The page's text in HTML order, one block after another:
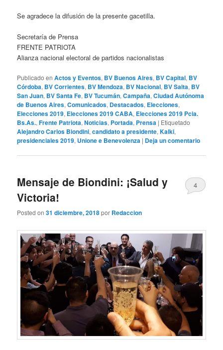
Se agradece la difusión de la presente gacetilla.
Secretaría de Prensa
FRENTE PATRIOTA
Alianza nacional electoral de partidos nacionalistas
Publicado en Actos y Eventos, BV Buenos Aires, BV Capital, BV
Córdoba, BV Corrientes, BV Mendoza, BV Nacional, BV Salta, BV
San Juan, BV Santa Fe, BV Tucumán,Campaña,Ciudad Autónoma
de Buenos Aires,Comunicados, Destacados, Elecciones,
Elecciones 2019, Elecciones 2019 CABA, Elecciones 2019 Pcia.
Bs.As.,Frente Patriota,Noticias, Portada, Prensa | Etiquetado
Alejandro Carlos Biondini,candidato a presidente,Kalki,
presidenciales 2019, Unione e Benevolenza | Deja un comentario
Mensaje de Biondini: ¡Salud y
Victoria!
Posted on31 diciembre, 2018por Redaccion
4